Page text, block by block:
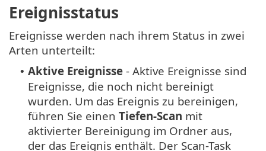
Ereignisstatus
Ereignisse werden nach ihrem Status in zwei
Arten unterteilt:
• Aktive Ereignisse - Aktive Ereignisse sind
Ereignisse, die noch nicht bereinigt
wurden. Um das Ereignis zu bereinigen,
führen Sie einen Tiefen-Scan mit
aktivierter Bereinigung im Ordner aus,
der das Ereignis enthält. Der Scan-Task